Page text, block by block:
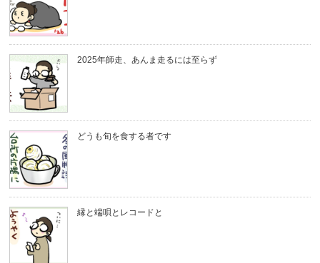
2025年師走、あんま走るには至らず
どうも旬を食する者です
縁と端唄とレコードと